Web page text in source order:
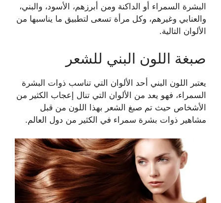
البشرة السمراء أو الداكنة ومن أبرزهم، الأسود، والبني،
والعنابي وغيرهم، وكل مرأة تسعى لتطبيق ما يناسبها من
الألوان التالية.
صبغة اللون البني للشعر
يعتبر اللون البني أحد الألوان التي تناسب ذوات البشرة
السمراء، فهو يعد من الألوان التي تنال إعجاب الكثير من
الأشخاص حيث تم صبغ الشعر بهذا اللون من قبل
مشاهير ذوات بشرة سمراء في الكثير من دول العالم.